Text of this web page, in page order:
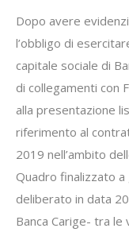
Dopo avere
l’obbligo di
capitale sociale di
di collegamenti con
alla presentazione
riferimento al
2019 nell’ambito
Quadro finalizzato a
deliberato in data
Banca Carige- tra